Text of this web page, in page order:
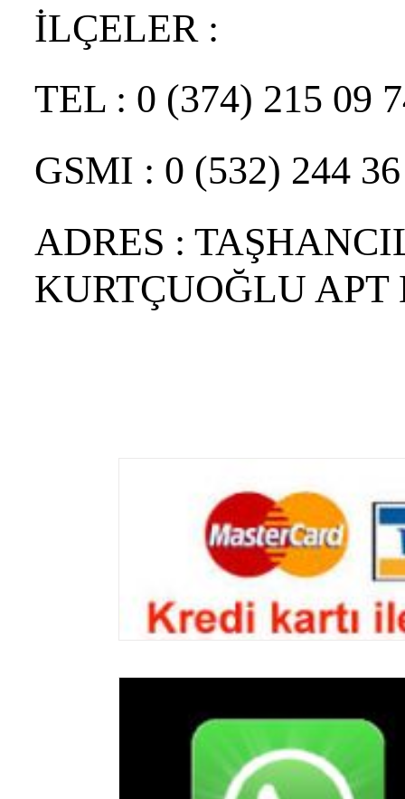
İLÇELER :
TEL : 0 (374) 215 09
GSMI : 0 (532) 244
ADRES :
KURTÇUOĞLU APT